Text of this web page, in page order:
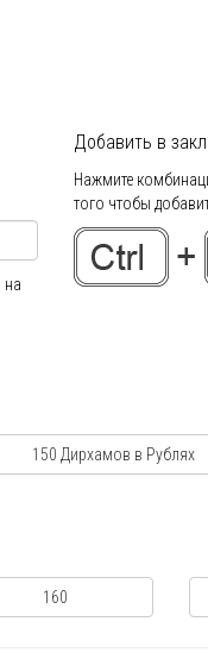
на
Добавить в
Нажмите
того чтобы
150 Дирхамов в Рублях
160